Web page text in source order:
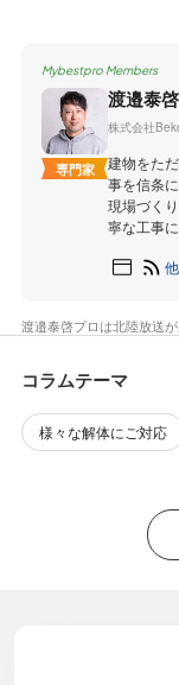
Mybestpro Members
専門家
渡邉泰啓
株式会社
建物をた
事を信条
現場づく
寧な工事に
渡邉泰啓プロは北陸放送
コラムテーマ
様々な解体にご対応